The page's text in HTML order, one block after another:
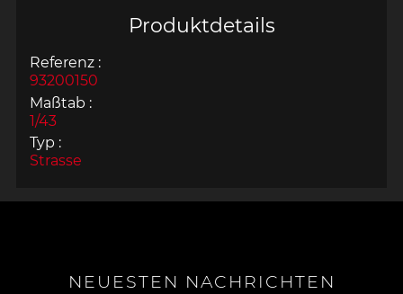
Produktdetails
Referenz :
93200150
Maßtab :
1/43
Typ :
Strasse
NEUESTEN NACHRICHTEN